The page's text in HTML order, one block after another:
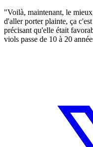
"Voilà, maintenant, le
d'aller porter plainte, ça
précisant qu'elle était
viols passe de 10 à 20